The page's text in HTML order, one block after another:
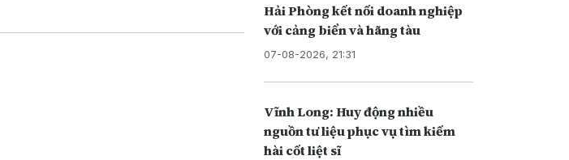
Hải Phòng kết nối doanh nghiệp
với cảng biển và hãng tàu
07-08-2026, 21:31
Vĩnh Long: Huy động nhiều
nguồn tư liệu phục vụ tìm kiếm
hài cốt liệt sĩ